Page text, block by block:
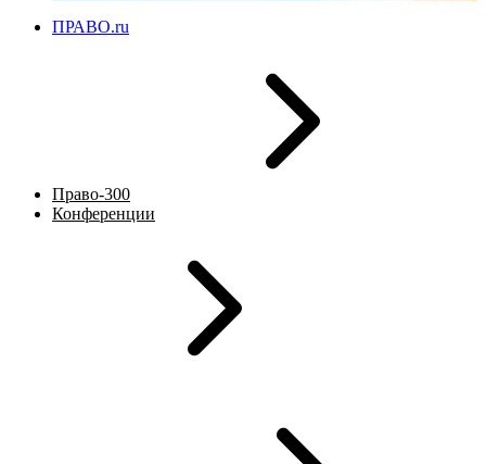
ПРАВО.ru
Право-300
Конференции